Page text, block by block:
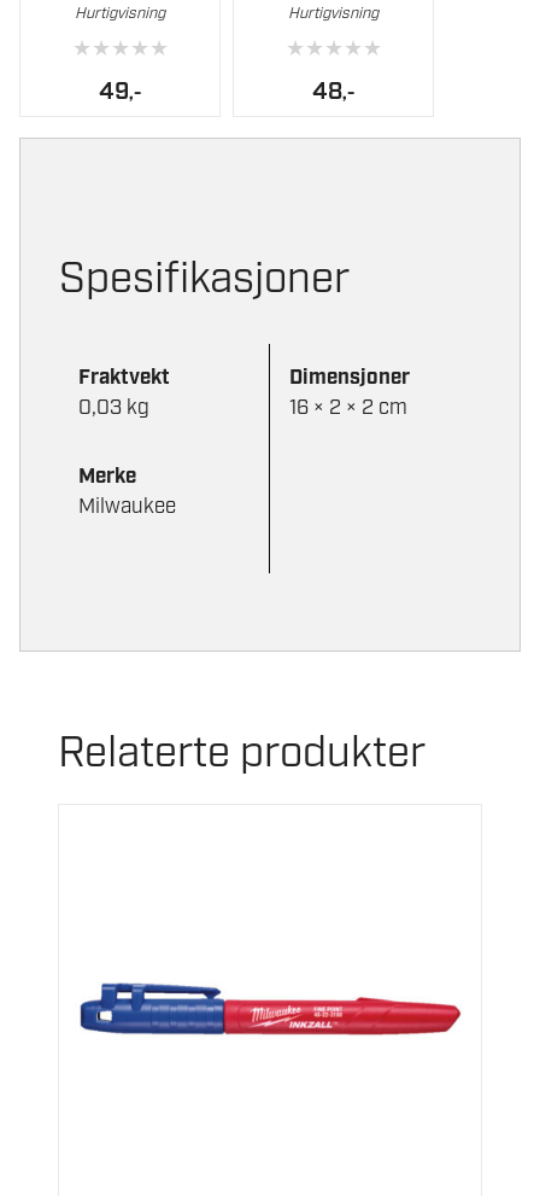
Hurtigvisning
★★★★★
49,-
Hurtigvisning
★★★★★
48,-
Spesifikasjoner
Fraktvekt
0,03 kg
Dimensjoner
16 × 2 × 2 cm
Merke
Milwaukee
Relaterte produkter